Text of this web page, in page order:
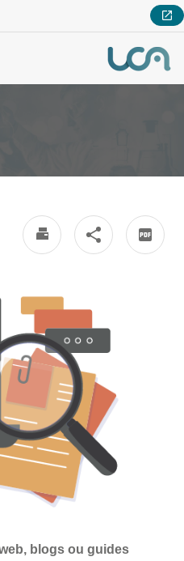
blogs ou guides